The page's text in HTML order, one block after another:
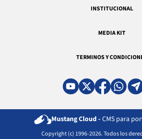
INSTITUCIONAL
MEDIA KIT
TERMINOS Y
Mustang Cloud - CMS para
Copyright (c) 1996-2026. Todos los